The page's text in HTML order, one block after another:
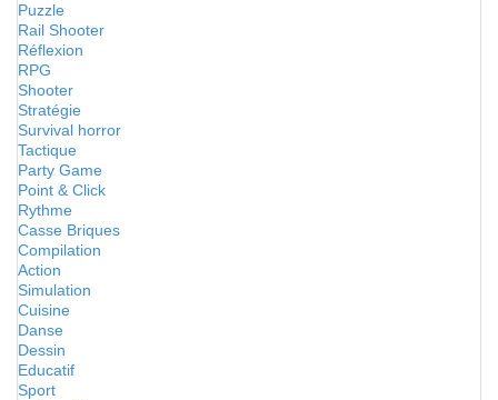
Puzzle
Rail Shooter
Réflexion
RPG
Shooter
Stratégie
Survival horror
Tactique
Party Game
Point & Click
Rythme
Casse Briques
Compilation
Action
Simulation
Cuisine
Danse
Dessin
Educatif
Sport